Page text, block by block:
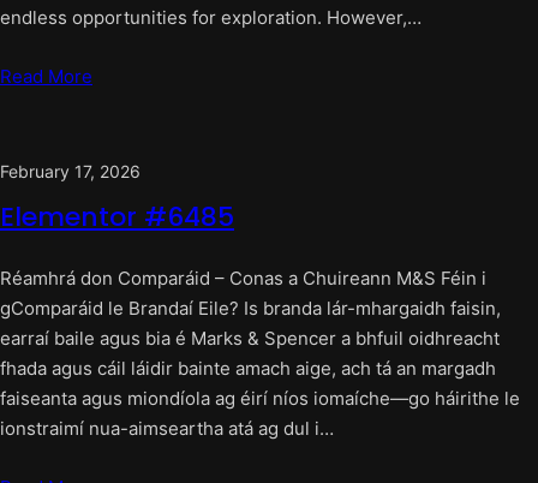
endless opportunities for exploration. However,…
Read More
February 17, 2026
Elementor #6485
Réamhrá don Comparáid – Conas a Chuireann M&S Féin i
gComparáid le Brandaí Eile? Is branda lár-mhargaidh faisin,
earraí baile agus bia é Marks & Spencer a bhfuil oidhreacht
fhada agus cáil láidir bainte amach aige, ach tá an margadh
faiseanta agus miondíola ag éirí níos iomaíche—go háirithe le
ionstraimí nua-aimseartha atá ag dul i…